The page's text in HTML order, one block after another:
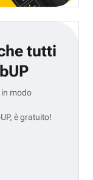
tutti
in modo
è gratuito!